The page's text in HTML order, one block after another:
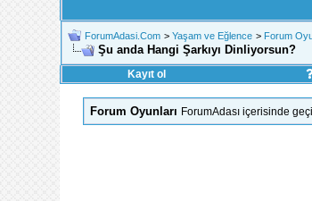
ForumAdasi.Com > Yaşam ve Eğlence > Forum
Şu anda Hangi Şarkıyı Dinliyorsun?
Kayıt ol
Forum Oyunları ForumAdası içerisinde